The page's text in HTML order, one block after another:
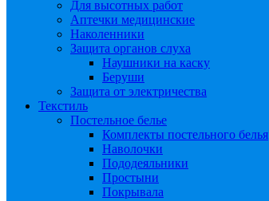
Для высотных работ
Аптечки медицинские
Наколенники
Защита органов слуха
Наушники на каску
Беруши
Защита от электричества
Текстиль
Постельное белье
Комплекты постельного белья
Наволочки
Пододеяльники
Простыни
Покрывала